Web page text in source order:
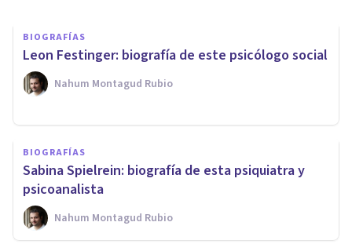
BIOGRAFÍAS
Leon Festinger: biografía de este psicólogo social
Nahum Montagud Rubio
BIOGRAFÍAS
Sabina Spielrein: biografía de esta psiquiatra y
psicoanalista
Nahum Montagud Rubio